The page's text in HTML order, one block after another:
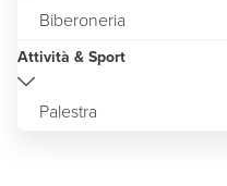
Biberoneria
Attività & Sport
Palestra